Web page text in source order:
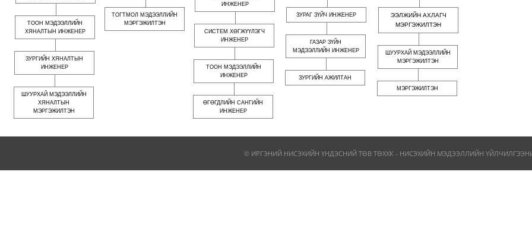
ТООН МЭДЭЭЛЛИЙН
ХЯНАЛТЫН ИНЖЕНЕР
ЗУРГИЙН ХЯНАЛТЫН
ИНЖЕНЕР
ШУУРХАЙ МЭДЭЭЛЛИЙН
ХЯНАЛТЫН
МЭРГЭЖИЛТЭН
ТОГТМОЛ МЭДЭЭЛЛИЙН
МЭРГЭЖИЛТЭН
ИНЖЕНЕР
СИСТЕМ ХӨГЖҮҮЛЭГЧ
ИНЖЕНЕР
ТООН МЭДЭЭЛЛИЙН
ИНЖЕНЕР
ӨГӨГДЛИЙН САНГИЙН
ИНЖЕНЕР
ЗУРАГ ЗҮЙЧ ИНЖЕНЕР
ГАЗАР ЗҮЙН
МЭДЭЭЛЛИЙН ИНЖЕНЕР
ЗУРГИЙН АЖИЛТАН
ЭЭЛЖИЙН АХЛАГЧ
МЭРГЭЖИЛТЭН
ШУУРХАЙ МЭДЭЭЛЛИЙН
МЭРГЭЖИЛТЭН
МЭРГЭЖИЛТЭН
© ИРГЭНИЙ НИСЭХИЙН ҮНДЭСНИЙ ТӨВ ТӨХХК - НИСЭХИЙН МЭДЭЭЛЛИЙН